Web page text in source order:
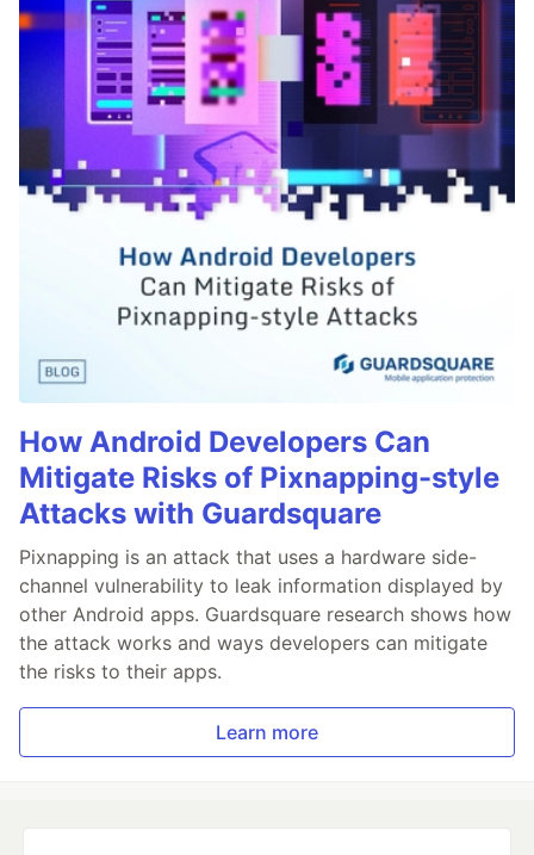
How Android Developers Can
Mitigate Risks of Pixnapping-style
Attacks with Guardsquare
Pixnapping is an attack that uses a hardware side-
channel vulnerability to leak information displayed by
other Android apps. Guardsquare research shows how
the attack works and ways developers can mitigate
the risks to their apps.
Learn more